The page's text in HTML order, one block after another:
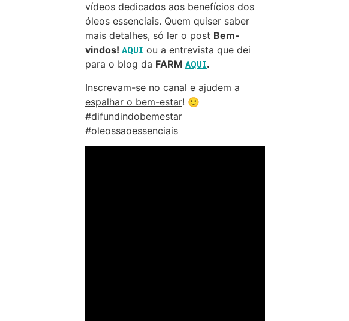
vídeos dedicados aos benefícios dos
óleos essenciais. Quem quiser saber
mais detalhes, só ler o post Bem-
vindos! AQUI ou a entrevista que dei
para o blog da FARM AQUI.
Inscrevam-se no canal e ajudem a
espalhar o bem-estar! 🙂
#difundindobemestar
#oleossaoessenciais